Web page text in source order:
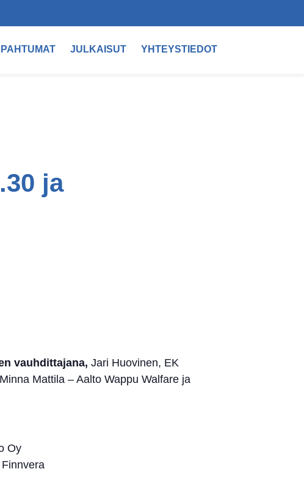
JULKAISUT YHTEYSTIEDOT
ja
vauhdittajana, Jari Huovinen, EK
Minna Mattila – Aalto Wappu Walfare ja
Oy